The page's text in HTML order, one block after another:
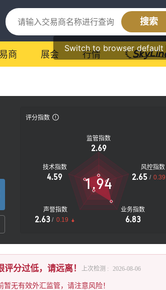
搜索
Switch to browser default
商 展会 行情
评分指数
监管指数
2.69
技术指数
4.59
声誉指数
2.63 / 0.19
业务指数
6.83
风控指数
2.65 / 0.39
1.94
评分过低，请远离！ 上次检测 : 2026-08-06
暂无有效外汇监管，请注意风险！